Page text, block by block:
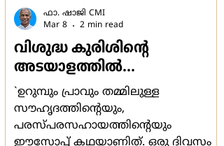
വിശുദ്ധ കുരിശിന്‍റെ
അടയാളത്തില്‍...
`ഉറുമ്പും പ്രാവും തമ്മിലുള്ള
സൗഹൃദത്തിന്‍റെയും,
പരസ്പരസഹായത്തിന്‍റെയും
ഈസോപ്പ് കഥയാണിത്. ഒരു ദിവസം
ഫാ. ഷാജി CMI
Mar 8
2 min read